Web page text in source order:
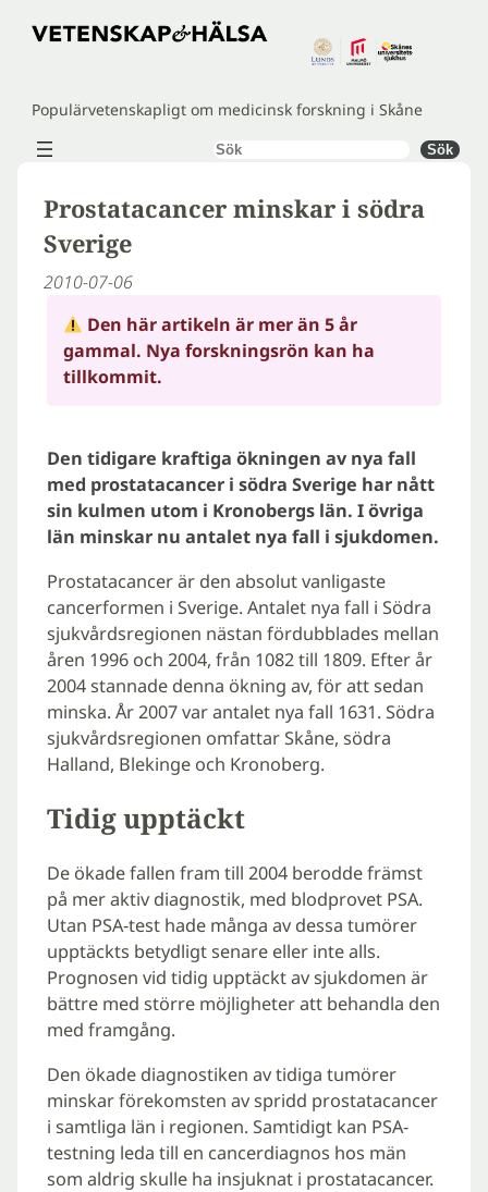
Hoppa
Populärvetenskapligt om medicinsk forskning i Skåne
Sök Sök
Prostatacancer minskar i södra
Sverige
2010-07-06
Den här artikeln är mer än 5 år
gammal. Nya forskningsrön kan ha
tillkommit.
Den tidigare kraftiga ökningen av nya fall
med prostatacancer i södra Sverige har nått
sin kulmen utom i Kronobergs län. I övriga
län minskar nu antalet nya fall i sjukdomen.
Prostatacancer är den absolut vanligaste
cancerformen i Sverige. Antalet nya fall i Södra
sjukvårdsregionen nästan fördubblades mellan
åren 1996 och 2004, från 1082 till 1809. Efter år
2004 stannade denna ökning av, för att sedan
minska. År 2007 var antalet nya fall 1631. Södra
sjukvårdsregionen omfattar Skåne, södra
Halland, Blekinge och Kronoberg.
Tidig upptäckt
De ökade fallen fram till 2004 berodde främst
på mer aktiv diagnostik, med blodprovet PSA.
Utan PSA-test hade många av dessa tumörer
upptäckts betydligt senare eller inte alls.
Prognosen vid tidig upptäckt av sjukdomen är
bättre med större möjligheter att behandla den
med framgång.
Den ökade diagnostiken av tidiga tumörer
minskar förekomsten av spridd prostatacancer
i samtliga län i regionen. Samtidigt kan PSA-
testning leda till en cancerdiagnos hos män
som aldrig skulle ha insjuknat i prostatacancer.